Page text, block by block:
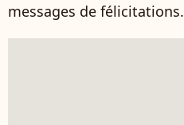
messages de félicitations.